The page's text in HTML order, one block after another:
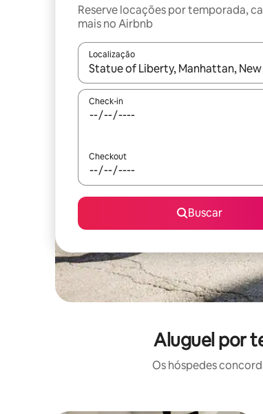
Reserve locações por temporada,
mais no Airbnb
Localização
Quando os resultados estiverem
Check-in
Checkout
Buscar
Aluguel por
Os hóspedes